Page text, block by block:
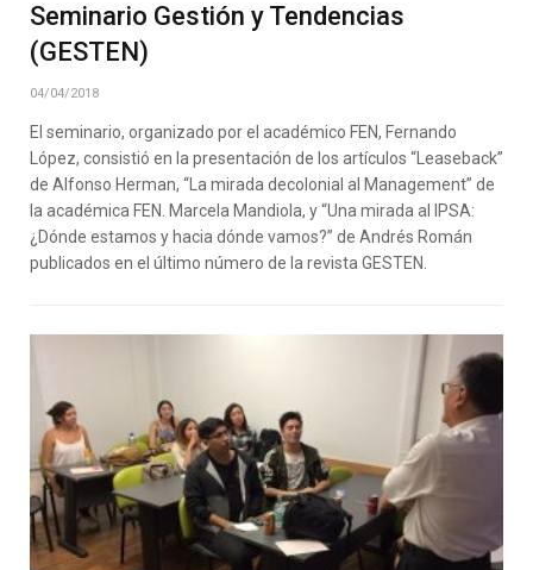
Seminario Gestión y Tendencias
(GESTEN)
04/04/2018
El seminario, organizado por el académico FEN, Fernando
López, consistió en la presentación de los artículos “Leaseback”
de Alfonso Herman, “La mirada decolonial al Management” de
la académica FEN. Marcela Mandiola, y “Una mirada al IPSA:
¿Dónde estamos y hacia dónde vamos?” de Andrés Román
publicados en el último número de la revista GESTEN.